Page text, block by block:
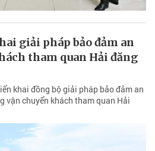
giải pháp bảo đảm an
tham quan Hải đăng
khai đồng bộ giải pháp bảo đảm an
vận chuyển khách tham quan Hải